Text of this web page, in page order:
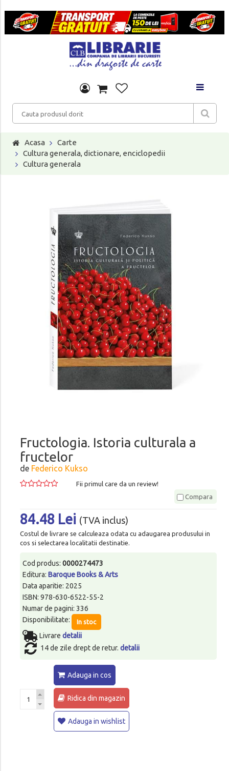
Acasa
Carte
Cultura generala, dictionare, enciclopedii
Cultura generala
Fructologia. Istoria culturala a
fructelor
de Federico Kukso
Fii primul care da un review!
Compara
84.48 Lei (TVA inclus)
Costul de livrare se calculeaza odata cu adaugarea produsului in
cos si selectarea localitatii destinatie.
Cod produs: 0000274473
Editura: Baroque Books & Arts
Data aparitie: 2025
ISBN: 978-630-6522-55-2
Numar de pagini: 336
Disponibilitate:
In stoc
Livrare detalii
14 de zile drept de retur. detalii
Adauga in cos
Ridica din magazin
Adauga in wishlist